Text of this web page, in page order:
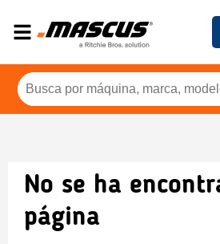
No se ha
página